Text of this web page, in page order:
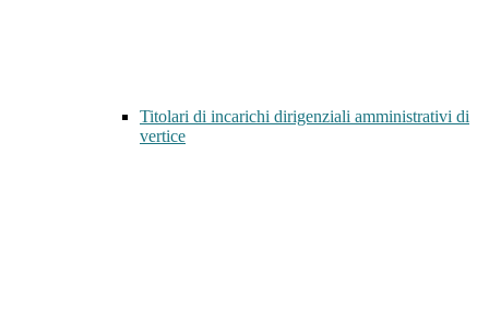
Titolari di incarichi dirigenziali amministrativi di
vertice